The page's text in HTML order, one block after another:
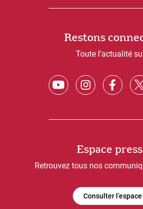
Restons
Toute l’actualité
Espace
Retrouvez tous nos
Consulter l’espace